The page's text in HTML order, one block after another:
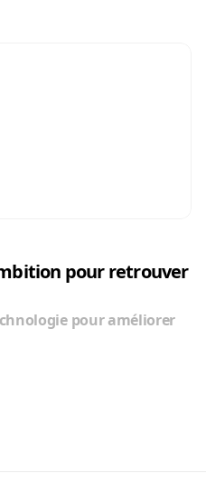
pour retrouver
pour améliorer